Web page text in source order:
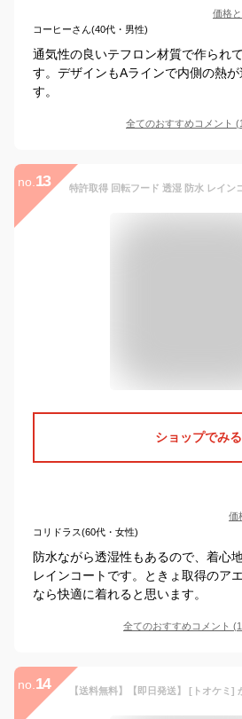
価格
コーヒーさん(40代・男性)
通気性の良いテフロン材質で作られ
す。デザインもAラインで内側の熱
す。
全てのおすすめコメント (1
no. 13
ショップでみる
価
コリドラス(60代・女性)
防水ながら透湿性もあるので、着心
レインコートです。ときょ取得のア
なら快適に着れると思います。
全てのおすすめコメント (
no. 14